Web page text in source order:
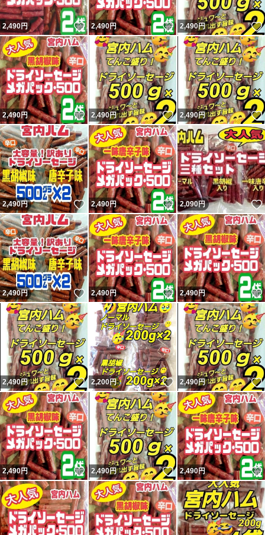
2,490円 いいね！
2,490円 いいね！
2,490円
2,490円 いいね！
2,490円 いいね！
2,490円
2,490円 いいね！
2,490円 いいね！
2,090円
2,490円 いいね！
2,490円 いいね！
2,490円
2,490円 いいね！
2,200円 いいね！
2,490円
2,490円 いいね！
2,490円 いいね！
2,490円